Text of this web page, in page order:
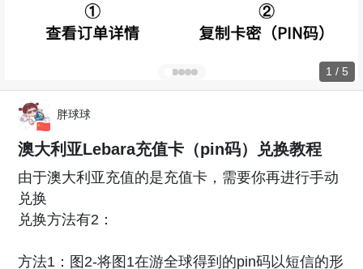
1 / 5
胖球球
澳大利亚Lebara充值卡（pin码）兑换教程
由于澳大利亚充值的是充值卡，需要你再进行手动
兑换
兑换方法有2：
方法1：图2-将图1在游全球得到的pin码以短信的形